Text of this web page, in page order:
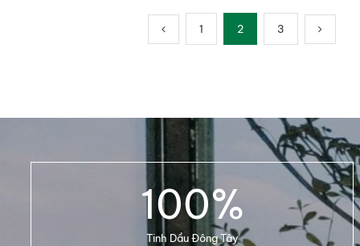
DETAILS1 2 3
100%
Tinh Dầu Đông Tây